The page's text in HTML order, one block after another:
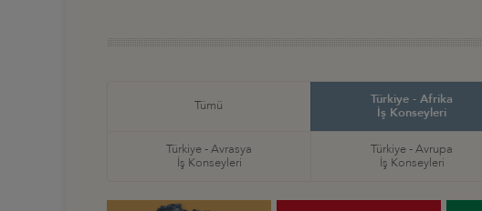
Tümü
Türkiye - Afrika
İş Konseyleri
Türkiye - Avrasya
İş Konseyleri
Türkiye - Avrupa
İş Konseyleri